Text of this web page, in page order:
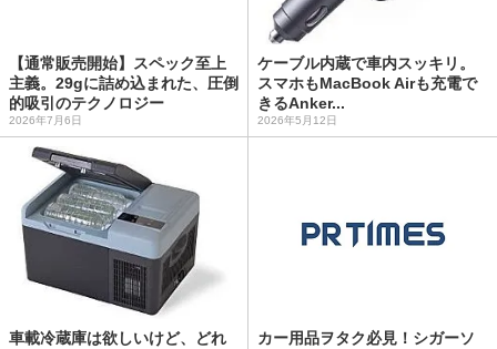
【通常販売開始】スペック至上
主義。29gに詰め込まれた、圧倒
的吸引のテクノロジー
2026年7月6日
ケーブル内蔵で車内スッキリ。
スマホもMacBook Airも充電で
きるAnker...
2026年5月12日
車載冷蔵庫は欲しいけど、どれ
カー用品ヲタク必見！シガーソ